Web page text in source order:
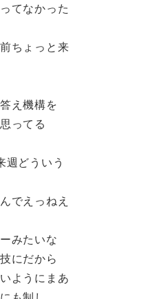
てなかった
ちょっと来
え機構を
ってる
週どういう
でえっねえ
みたいな
にだから
ようにまあ